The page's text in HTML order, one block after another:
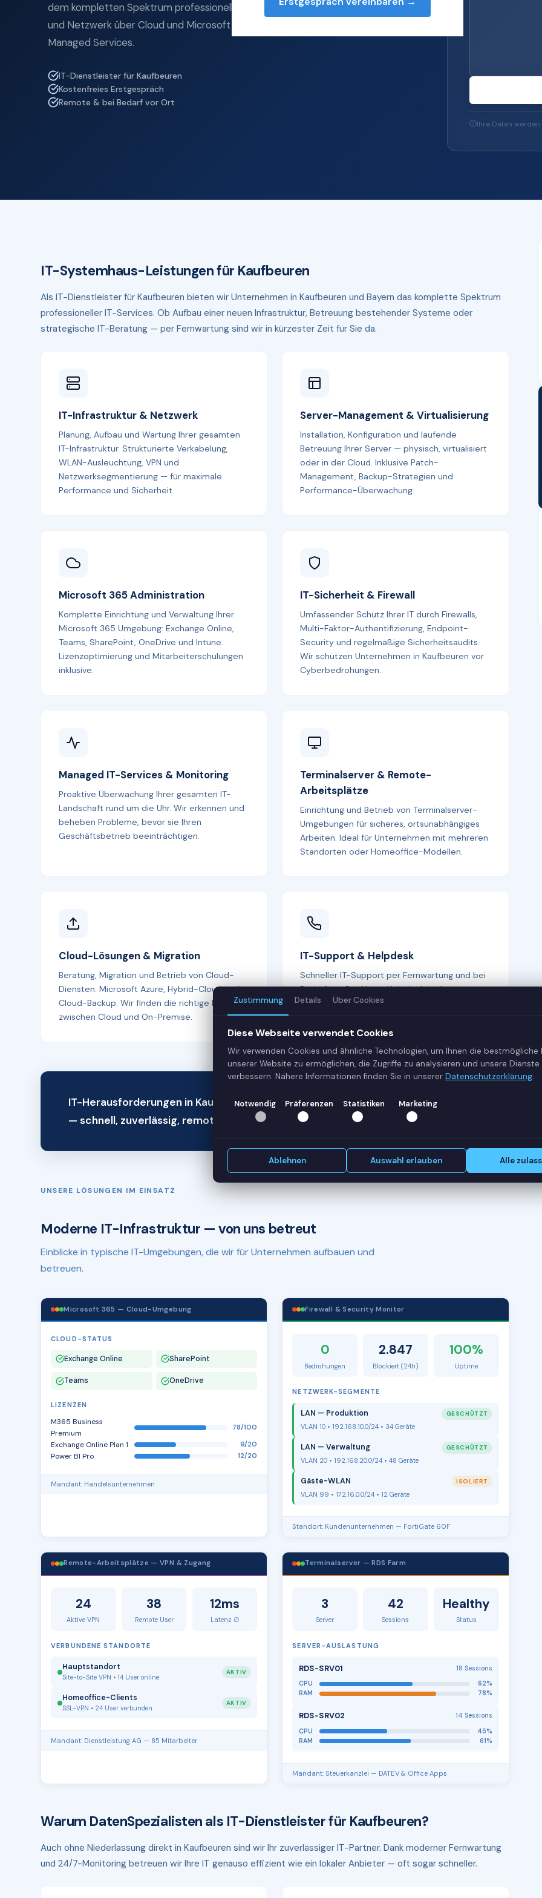
dem kompletten Spektrum professioneller IT-Services — von Server
und Netzwerk über Cloud und Microsoft 365 bis zu IT-Sicherheit und
Managed Services.
IT-Dienstleister für Kaufbeuren
Kostenfreies Erstgespräch
Remote & bei Bedarf vor Ort
Ihre Daten
IT-Systemhaus-Leistungen für Kaufbeuren
Als IT-Dienstleister für Kaufbeuren bieten wir Unternehmen in Kaufbeuren und Bayern das komplette Spektrum
professioneller IT-Services. Ob Aufbau einer neuen Infrastruktur, Betreuung bestehender Systeme oder
strategische IT-Beratung — per Fernwartung sind wir in kürzester Zeit für Sie da.
IT-Infrastruktur & Netzwerk
Planung, Aufbau und Wartung Ihrer gesamten
IT-Infrastruktur. Strukturierte Verkabelung,
WLAN-Ausleuchtung, VPN und
Netzwerksegmentierung — für maximale
Performance und Sicherheit.
Server-Management & Virtualisierung
Installation, Konfiguration und laufende
Betreuung Ihrer Server — physisch, virtualisiert
oder in der Cloud. Inklusive Patch-
Management, Backup-Strategien und
Performance-Überwachung.
Microsoft 365 Administration
Komplette Einrichtung und Verwaltung Ihrer
Microsoft 365 Umgebung: Exchange Online,
Teams, SharePoint, OneDrive und Intune.
Lizenzoptimierung und Mitarbeiterschulungen
inklusive.
IT-Sicherheit & Firewall
Umfassender Schutz Ihrer IT durch Firewalls,
Multi-Faktor-Authentifizierung, Endpoint-
Security und regelmäßige Sicherheitsaudits.
Wir schützen Unternehmen in Kaufbeuren vor
Cyberbedrohungen.
Managed IT-Services & Monitoring
Proaktive Überwachung Ihrer gesamten IT-
Landschaft rund um die Uhr. Wir erkennen und
beheben Probleme, bevor sie Ihren
Geschäftsbetrieb beeinträchtigen.
Terminalserver & Remote-
Arbeitsplätze
Einrichtung und Betrieb von Terminalserver-
Umgebungen für sicheres, ortsunabhängiges
Arbeiten. Ideal für Unternehmen mit mehreren
Standorten oder Homeoffice-Modellen.
Cloud-Lösungen & Migration
Beratung, Migration und Betrieb von Cloud-
Diensten: Microsoft Azure, Hybrid-Cloud und
Cloud-Backup. Wir finden die richtige Balance
zwischen Cloud und On-Premise.
IT-Support & Helpdesk
Schneller IT-Support per Fernwartung und bei
Bedarf vor Ort. Unser Helpdesk ist Ihr erster
Ansprechpartner bei allen IT-Fragen —
IT-Herausforderungen in Kaufbeuren? Wir helfen
— schnell, zuverlässig, remote.
Erstgespräch vereinbaren
UNSERE LÖSUNGEN IM EINSATZ
Moderne IT-Infrastruktur — von uns betreut
Einblicke in typische IT-Umgebungen, die wir für Unternehmen aufbauen und
betreuen.
Microsoft 365 — Cloud-Umgebung
CLOUD-STATUS
Exchange Online SharePoint
Teams OneDrive
LIZENZEN
M365 Business
Premium
78/100
Exchange Online Plan 1 9/20
Power BI Pro 12/20
Mandant: Handelsunternehmen
Firewall & Security Monitor
0
Bedrohungen
2.847
Blockiert (24h)
100%
Uptime
NETZWERK-SEGMENTE
LAN — Produktion GESCHÜTZT
VLAN 10 • 192.168.10.0/24 • 34 Geräte
LAN — Verwaltung GESCHÜTZT
VLAN 20 • 192.168.20.0/24 • 48 Geräte
Gäste-WLAN ISOLIERT
VLAN 99 • 172.16.0.0/24 • 12 Geräte
Standort: Kundenunternehmen — FortiGate 60F
Remote-Arbeitsplätze — VPN & Zugang
24
Aktive VPN
38
Remote User
12ms
Latenz ∅
VERBUNDENE STANDORTE
Hauptstandort
Site-to-Site VPN • 14 User online
AKTIV
Homeoffice-Clients
SSL-VPN • 24 User verbunden
AKTIV
Mandant: Dienstleistung AG — 85 Mitarbeiter
Terminalserver — RDS Farm
3
Server
42
Sessions
Healthy
Status
SERVER-AUSLASTUNG
RDS-SRV01
18 Sessions
CPU
62%
RAM
78%
RDS-SRV02
14 Sessions
CPU
45%
RAM
61%
Mandant: Steuerkanzlei — DATEV & Office Apps
Warum DatenSpezialisten als IT-Dienstleister für Kaufbeuren?
Auch ohne Niederlassung direkt in Kaufbeuren sind wir Ihr zuverlässiger IT-Partner. Dank moderner Fernwartung
und 24/7-Monitoring betreuen wir Ihre IT genauso effizient wie ein lokaler Anbieter — oft sogar schneller.
Zustimmung Details Über Cookies
Diese Webseite verwendet Cookies
Wir verwenden Cookies und ähnliche Technologien, um Ihnen die bestmögliche
unserer Website zu ermöglichen, die Zugriffe zu analysieren und unsere
verbessern. Nähere Informationen finden Sie in unserer Datenschutzerklärung.
Notwendig Präferenzen Statistiken Marketing
Ablehnen Auswahl erlauben Alle